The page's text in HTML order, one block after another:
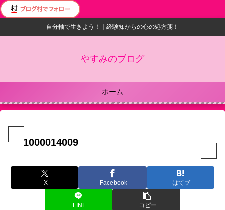
自分軸で生きよう！｜経験知からの心の処方箋！
やすみのブログ
ホーム
1000014009
X Facebook はてブ
LINE コピー